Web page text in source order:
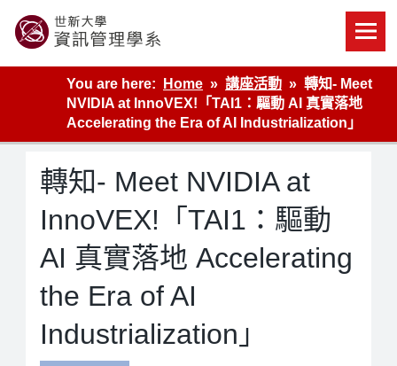
content
世新大學資管系網站
You are here:
Home 講座活動
轉知- Meet
NVIDIA at InnoVEX!「TAI1：驅動 AI 真實落地
Accelerating the Era of AI Industrialization」
轉知- Meet NVIDIA at
InnoVEX!「TAI1：驅動
AI 真實落地 Accelerating
the Era of AI
Industrialization」